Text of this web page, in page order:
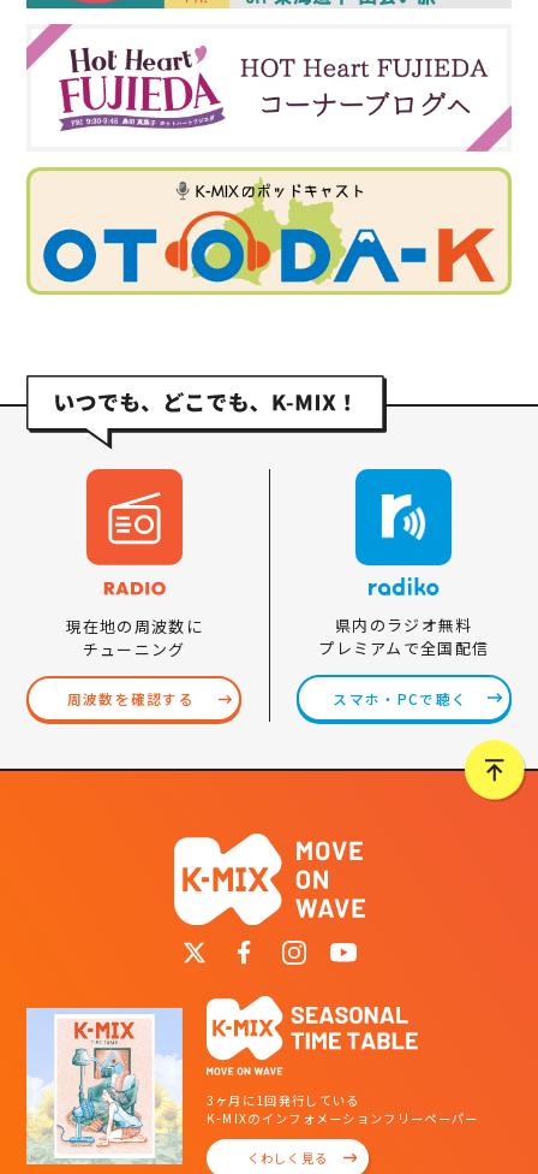
現在地の周波数に
チューニング
周波数を確認する
県内のラジオ無料
プレミアムで全国配信
スマホ・PCで聴く
3ヶ月に1回発行している
K-MIXのインフォメーションフリーペーパー
くわしく見る